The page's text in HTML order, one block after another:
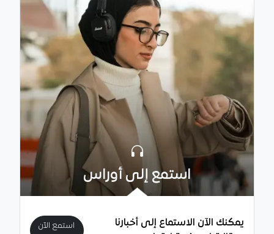
استمع إلى أوراس
يمكنك الآن الاستماع إلى أخبارنا
استمع الآن